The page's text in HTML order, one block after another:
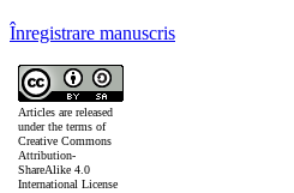
Înregistrare manuscris
Articles are released
under the terms of
Creative Commons
Attribution-
ShareAlike 4.0
International License